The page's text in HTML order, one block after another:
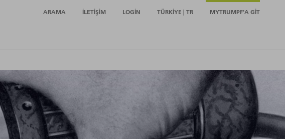
ARAMA İLETIŞIM LOGIN TÜRKIYE | TR MYTRUMPF'A GIT